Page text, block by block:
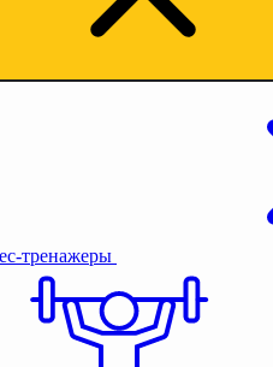
тренажеры